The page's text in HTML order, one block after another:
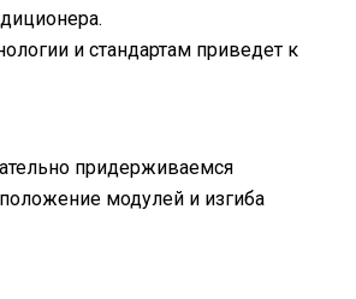
и стандартам приведет к
придерживаемся
модулей и изгиба